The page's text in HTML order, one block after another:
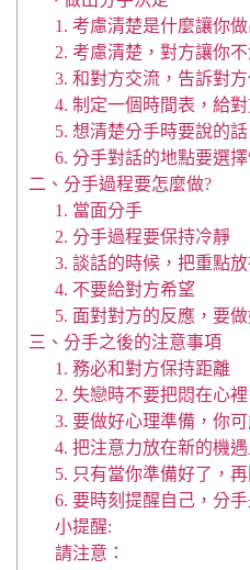
1. 考慮清楚是什麼讓你
2. 考慮清楚，對方讓你
3. 和對方交流，告訴對
4. 制定一個時間表，給
5. 想清楚分手時要說的話
6. 分手對話的地點要選
二、分手過程要怎麼做?
1. 當面分手
2. 分手過程要保持冷靜
3. 談話的時候，把重點
4. 不要給對方希望
5. 面對對方的反應，要
三、分手之後的注意事項
1. 務必和對方保持距離
2. 失戀時不要把悶在心裡
3. 要做好心理準備，你
4. 把注意力放在新的機遇
5. 只有當你準備好了，
6. 要時刻提醒自己，分
小提醒:
請注意：